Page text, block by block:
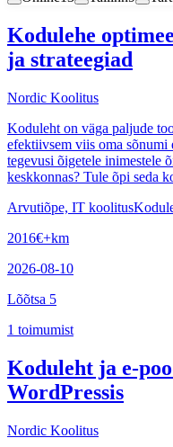
Kodulehe
ja strateegiad
Nordic Koolitus
Koduleht on väga paljude
efektiivsem viis oma sõnumi
tegevusi õigetele inimestele
keskkonnas? Tule õpi seda
Arvutiõpe, IT koolitus
2016€+km
2026-08-10
Lõõtsa 5
1 toimumist
Koduleht ja e-
WordPressis
Nordic Koolitus